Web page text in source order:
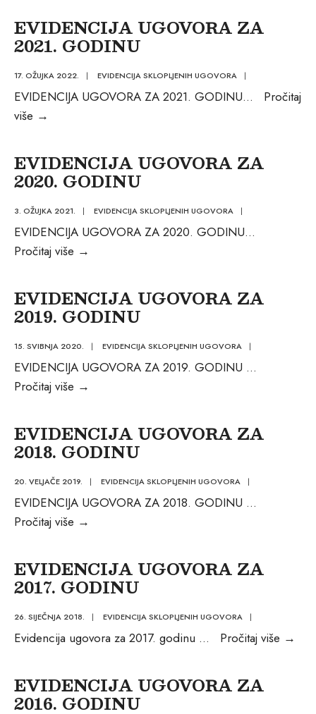
ZA
2022.
GODINU
EVIDENCIJA UGOVORA ZA
2021. GODINU
17. OŽUJKA 2022. | EVIDENCIJA SKLOPLJENIH UGOVORA |
EVIDENCIJA UGOVORA ZA 2021. GODINU...
Pročitaj
više →
ZA
2021.
GODINU
EVIDENCIJA UGOVORA ZA
2020. GODINU
3. OŽUJKA 2021. | EVIDENCIJA SKLOPLJENIH UGOVORA |
EVIDENCIJA UGOVORA ZA 2020. GODINU...
Pročitaj više →
ZA
2020.
GODINU
EVIDENCIJA UGOVORA ZA
2019. GODINU
15. SVIBNJA 2020. | EVIDENCIJA SKLOPLJENIH UGOVORA |
EVIDENCIJA UGOVORA ZA 2019. GODINU ...
Pročitaj više →
ZA
2019.
GODINU
EVIDENCIJA UGOVORA ZA
2018. GODINU
20. VELJAČE 2019. | EVIDENCIJA SKLOPLJENIH UGOVORA |
EVIDENCIJA UGOVORA ZA 2018. GODINU ...
Pročitaj više →
ZA
2018.
GODINU
EVIDENCIJA UGOVORA ZA
2017. GODINU
26. SIJEČNJA 2018. | EVIDENCIJA SKLOPLJENIH UGOVORA |
Evidencija ugovora za 2017. godinu ... Pročitaj više →
EVIDENCIJA UGOVORA ZA
2016. GODINU